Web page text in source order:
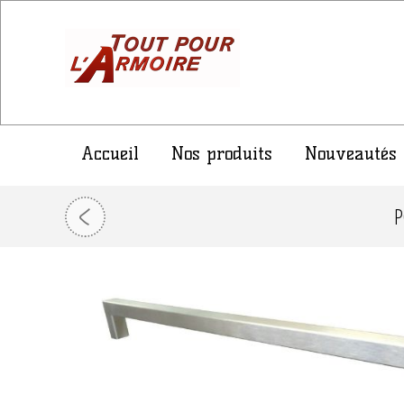
Accueil Nos produits Nouveautés